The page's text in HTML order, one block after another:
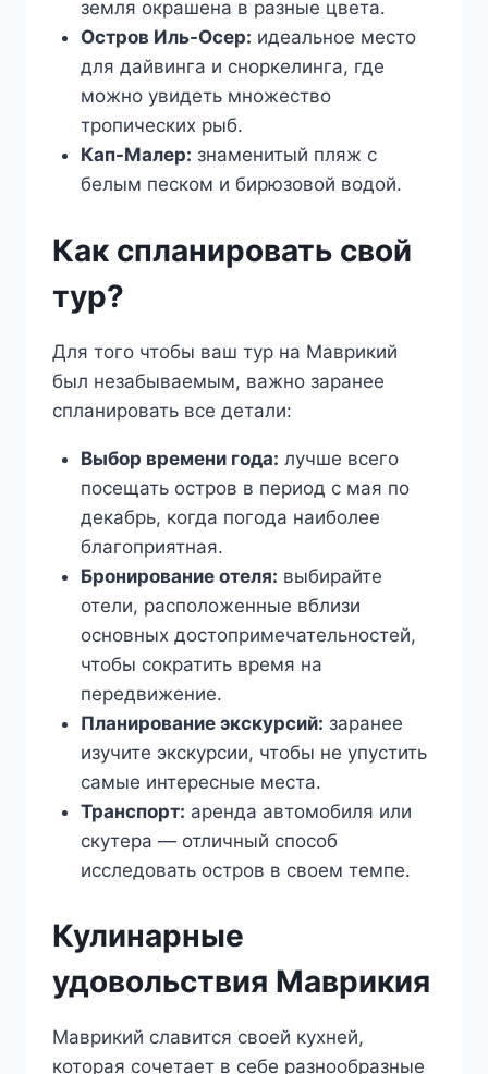
земля окрашена в разные цвета.
Остров Иль-Осер: идеальное место
для дайвинга и сноркелинга, где
можно увидеть множество
тропических рыб.
Кап-Малер: знаменитый пляж с
белым песком и бирюзовой водой.
Как спланировать свой
тур?
Для того чтобы ваш тур на Маврикий
был незабываемым, важно заранее
спланировать все детали:
Выбор времени года: лучше всего
посещать остров в период с мая по
декабрь, когда погода наиболее
благоприятная.
Бронирование отеля: выбирайте
отели, расположенные вблизи
основных достопримечательностей,
чтобы сократить время на
передвижение.
Планирование экскурсий: заранее
изучите экскурсии, чтобы не упустить
самые интересные места.
Транспорт: аренда автомобиля или
скутера — отличный способ
исследовать остров в своем темпе.
Кулинарные
удовольствия Маврикия
Маврикий славится своей кухней,
которая сочетает в себе разнообразные